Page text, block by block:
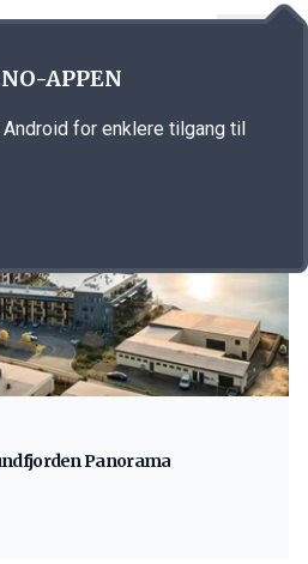
Panorama
APPEN
Android for enklere tilgang til